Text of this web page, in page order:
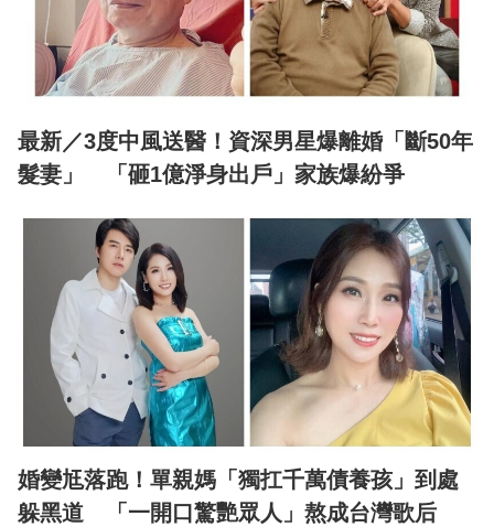
最新／3度中風送醫！資深男星爆離婚「斷50年
髮妻」 「砸1億淨身出戶」家族爆紛爭
婚變尪落跑！單親媽「獨扛千萬債養孩」到處
躲黑道 「一開口驚艷眾人」熬成台灣歌后